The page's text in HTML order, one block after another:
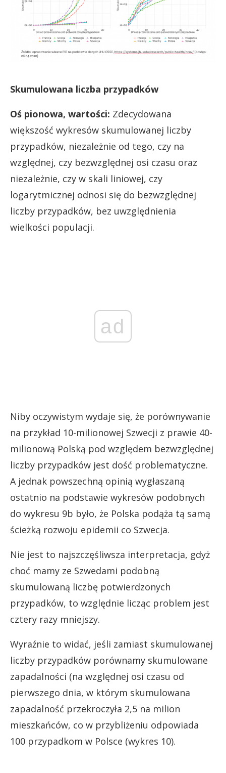
Skumulowana liczba przypadków
Oś pionowa, wartości: Zdecydowana
większość wykresów skumulowanej liczby
przypadków, niezależnie od tego, czy na
względnej, czy bezwzględnej osi czasu oraz
niezależnie, czy w skali liniowej, czy
logarytmicznej odnosi się do bezwzględnej
liczby przypadków, bez uwzględnienia
wielkości populacji.
ad
Niby oczywistym wydaje się, że porównywanie
na przykład 10-milionowej Szwecji z prawie 40-
milionową Polską pod względem bezwzględnej
liczby przypadków jest dość problematyczne.
A jednak powszechną opinią wygłaszaną
ostatnio na podstawie wykresów podobnych
do wykresu 9b było, że Polska podąża tą samą
ścieżką rozwoju epidemii co Szwecja.
Nie jest to najszczęśliwsza interpretacja, gdyż
choć mamy ze Szwedami podobną
skumulowaną liczbę potwierdzonych
przypadków, to względnie licząc problem jest
cztery razy mniejszy.
Wyraźnie to widać, jeśli zamiast skumulowanej
liczby przypadków porównamy skumulowane
zapadalności (na względnej osi czasu od
pierwszego dnia, w którym skumulowana
zapadalność przekroczyła 2,5 na milion
mieszkańców, co w przybliżeniu odpowiada
100 przypadkom w Polsce (wykres 10).